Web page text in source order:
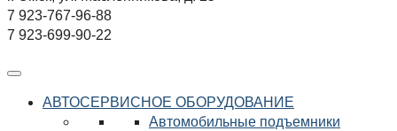
7 923-767-96-88
7 923-699-90-22
АВТОСЕРВИСНОЕ ОБОРУДОВАНИЕ
Автомобильные подъемники